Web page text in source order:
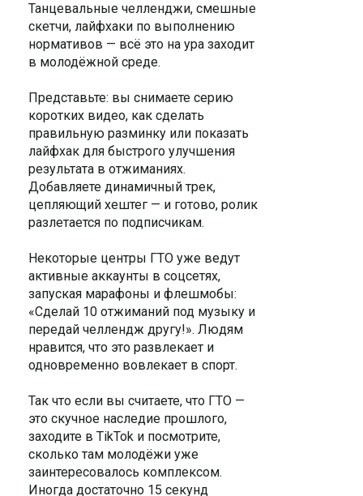
Танцевальные челленджи, смешные
скетчи, лайфхаки по выполнению
нормативов — всё это на ура заходит
в молодёжной среде.
Представьте: вы снимаете серию
коротких видео, как сделать
правильную разминку или показать
лайфхак для быстрого улучшения
результата в отжиманиях.
Добавляете динамичный трек,
цепляющий хештег — и готово, ролик
разлетается по подписчикам.
Некоторые центры ГТО уже ведут
активные аккаунты в соцсетях,
запуская марафоны и флешмобы:
«Сделай 10 отжиманий под музыку и
передай челлендж другу!». Людям
нравится, что это развлекает и
одновременно вовлекает в спорт.
Так что если вы считаете, что ГТО —
это скучное наследие прошлого,
заходите в TikTok и посмотрите,
сколько там молодёжи уже
заинтересовалось комплексом.
Иногда достаточно 15 секунд